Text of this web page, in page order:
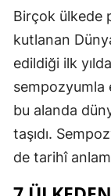
Birçok ülkede
kutlanan
edildiği ilk
sempozyumla
bu alanda
taşıdı.
de tarihî